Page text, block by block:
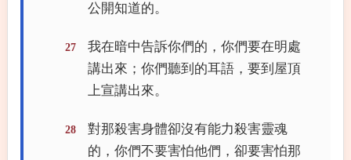
公開知道的。
27
我在暗中告訴你們的，你們要在明處
講出來；你們聽到的耳語，要到屋頂
上宣講出來。
28
對那殺害身體卻沒有能力殺害靈魂
的，你們不要害怕他們，卻要害怕那